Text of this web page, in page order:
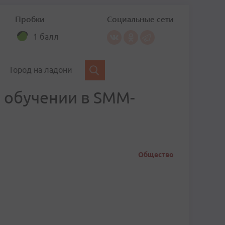
Пробки
1 балл
Социальные сети
Город на ладони
в SMM-
Общество